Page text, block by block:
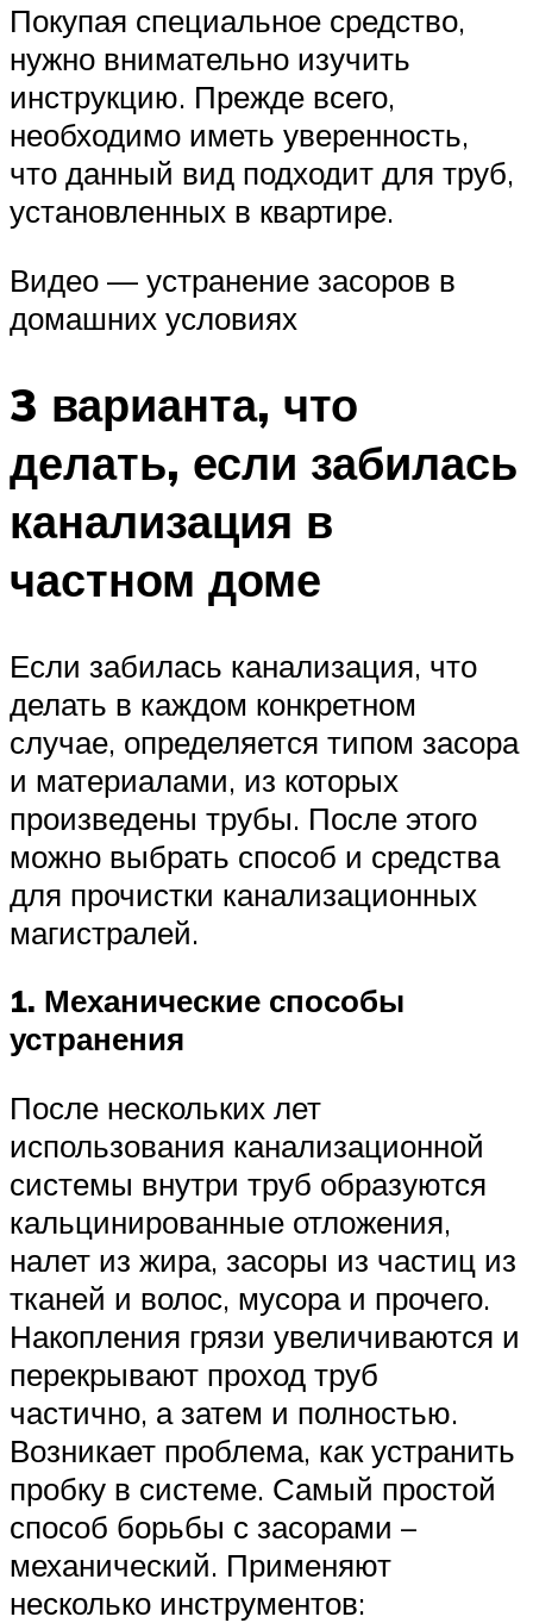
Покупая специальное средство,
нужно внимательно изучить
инструкцию. Прежде всего,
необходимо иметь уверенность,
что данный вид подходит для труб,
установленных в квартире.
Видео — устранение засоров в
домашних условиях
3 варианта, что
делать, если забилась
канализация в
частном доме
Если забилась канализация, что
делать в каждом конкретном
случае, определяется типом засора
и материалами, из которых
произведены трубы. После этого
можно выбрать способ и средства
для прочистки канализационных
магистралей.
1. Механические способы
устранения
После нескольких лет
использования канализационной
системы внутри труб образуются
кальцинированные отложения,
налет из жира, засоры из частиц из
тканей и волос, мусора и прочего.
Накопления грязи увеличиваются и
перекрывают проход труб
частично, а затем и полностью.
Возникает проблема, как устранить
пробку в системе. Самый простой
способ борьбы с засорами –
механический. Применяют
несколько инструментов: